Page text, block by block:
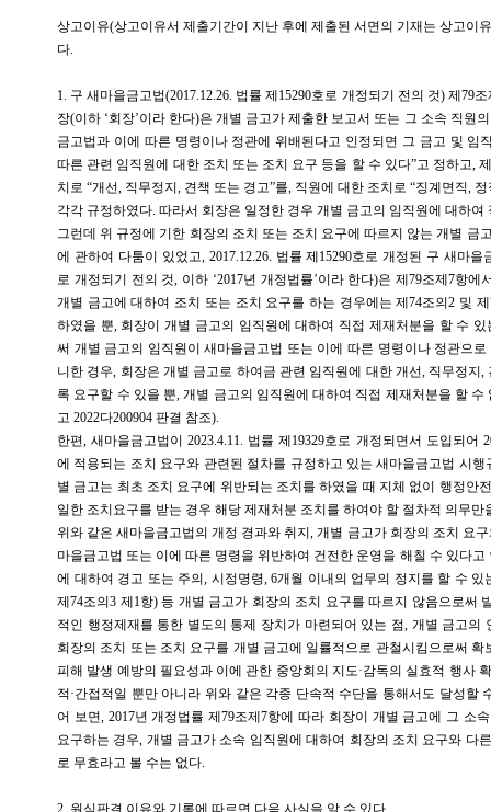
상고이유(상고이유서 제출기간이 지난 후에 제출된 서면의 기재는 상고이
다.
1. 구 새마을금고법(2017.12.26. 법률 제15290호로 개정되기 전의 것) 제79
장(이하 ‘회장’이라 한다)은 개별 금고가 제출한 보고서 또는 그 소속 직원
금고법과 이에 따른 명령이나 정관에 위배된다고 인정되면 그 금고 및 임
따른 관련 임직원에 대한 조치 또는 조치 요구 등을 할 수 있다”고 정하고,
치로 “개선, 직무정지, 견책 또는 경고”를, 직원에 대한 조치로 “징계면직,
각각 규정하였다. 따라서 회장은 일정한 경우 개별 금고의 임직원에 대하여
그런데 위 규정에 기한 회장의 조치 또는 조치 요구에 따르지 않는 개별 금
에 관하여 다툼이 있었고, 2017.12.26. 법률 제15290호로 개정된 구 새마을
로 개정되기 전의 것, 이하 ‘2017년 개정법률’이라 한다)은 제79조제7항에
개별 금고에 대하여 조치 또는 조치 요구를 하는 경우에는 제74조의2 및
하였을 뿐, 회장이 개별 금고의 임직원에 대하여 직접 제재처분을 할 수
써 개별 금고의 임직원이 새마을금고법 또는 이에 따른 명령이나 정관으
니한 경우, 회장은 개별 금고로 하여금 관련 임직원에 대한 개선, 직무정지
록 요구할 수 있을 뿐, 개별 금고의 임직원에 대하여 직접 제재처분을 할 수
고 2022다200904 판결 참조).
한편, 새마을금고법이 2023.4.11. 법률 제19329호로 개정되면서 도입되어
에 적용되는 조치 요구와 관련된 절차를 규정하고 있는 새마을금고법 시행
별 금고는 최초 조치 요구에 위반되는 조치를 하였을 때 지체 없이 행정안
일한 조치요구를 받는 경우 해당 제재처분 조치를 하여야 할 절차적 의무만
위와 같은 새마을금고법의 개정 경과와 취지, 개별 금고가 회장의 조치 요
마을금고법 또는 이에 따른 명령을 위반하여 건전한 운영을 해칠 수 있다고
에 대하여 경고 또는 주의, 시정명령, 6개월 이내의 업무의 정지를 할 수 있
제74조의3 제1항) 등 개별 금고가 회장의 조치 요구를 따르지 않음으로써
적인 행정제재를 통한 별도의 통제 장치가 마련되어 있는 점, 개별 금고의
회장의 조치 또는 조치 요구를 개별 금고에 일률적으로 관철시킴으로써
피해 발생 예방의 필요성과 이에 관한 중앙회의 지도·감독의 실효적 행사
적·간접적일 뿐만 아니라 위와 같은 각종 단속적 수단을 통해서도 달성할
어 보면, 2017년 개정법률 제79조제7항에 따라 회장이 개별 금고에 그 소
요구하는 경우, 개별 금고가 소속 임직원에 대하여 회장의 조치 요구와 다
로 무효라고 볼 수는 없다.
2. 원심판결 이유와 기록에 따르면 다음 사실을 알 수 있다.